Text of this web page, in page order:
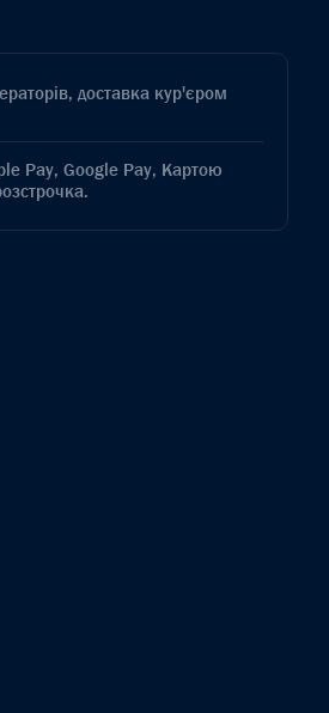
доставка кур'єром
Pay, Google Pay, Картою